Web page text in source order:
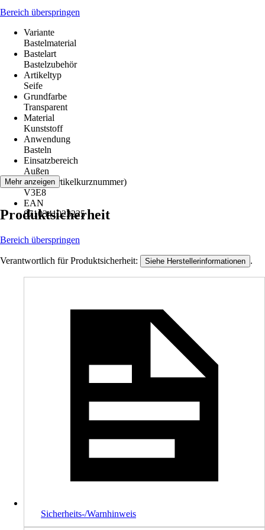
Bereich überspringen
Variante
Bastelmaterial
Bastelart
Bastelzubehör
Artikeltyp
Seife
Grundfarbe
Transparent
Material
Kunststoff
Anwendung
Basteln
Einsatzbereich
Außen
AKN (Artikelkurznummer)
V3E8
EAN
8710341023225
Mehr anzeigen
Produktsicherheit
Bereich überspringen
Verantwortlich für Produktsicherheit: Siehe Herstellerinformationen .
Sicherheits-/Warnhinweis